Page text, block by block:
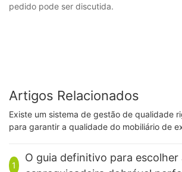
pedido pode ser discutida.
Artigos Relacionados
Existe um sistema de gestão de qualidade
para garantir a qualidade do mobiliário de
1
O guia definitivo para escolher